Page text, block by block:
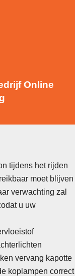
Online
tijdens het rijden
moet blijven
verwachting zal
u uw
vervang kapotte
koplampen correct